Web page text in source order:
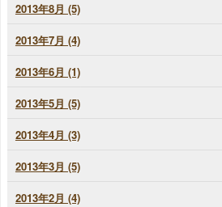
2013年8月 (5)
2013年7月 (4)
2013年6月 (1)
2013年5月 (5)
2013年4月 (3)
2013年3月 (5)
2013年2月 (4)